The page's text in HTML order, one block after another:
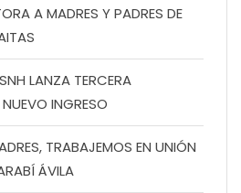
A MADRES Y PADRES DE
LANZA TERCERA
INGRESO
TRABAJEMOS EN UNIÓN
ÁVILA